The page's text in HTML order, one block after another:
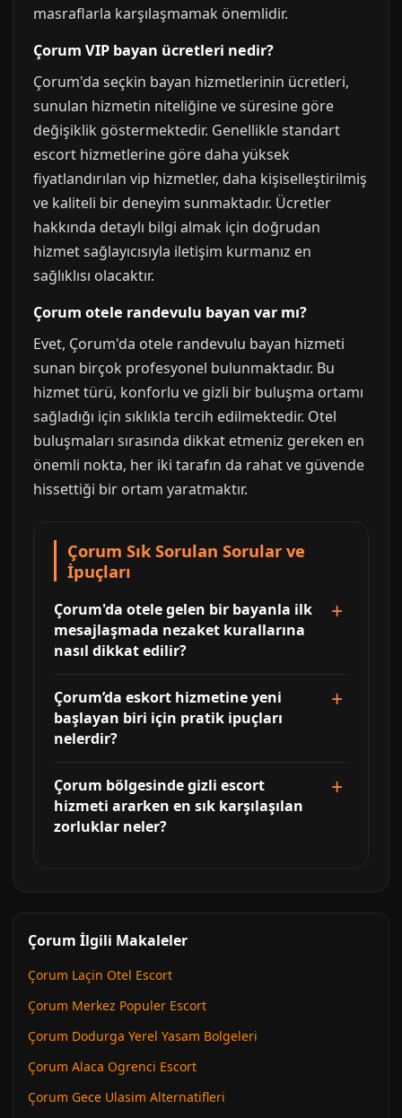
masraflarla karşılaşmamak önemlidir.
Çorum VIP bayan ücretleri nedir?
Çorum'da seçkin bayan hizmetlerinin ücretleri,
sunulan hizmetin niteliğine ve süresine göre
değişiklik göstermektedir. Genellikle standart
escort hizmetlerine göre daha yüksek
fiyatlandırılan vip hizmetler, daha kişiselleştirilmiş
ve kaliteli bir deneyim sunmaktadır. Ücretler
hakkında detaylı bilgi almak için doğrudan
hizmet sağlayıcısıyla iletişim kurmanız en
sağlıklısı olacaktır.
Çorum otele randevulu bayan var mı?
Evet, Çorum'da otele randevulu bayan hizmeti
sunan birçok profesyonel bulunmaktadır. Bu
hizmet türü, konforlu ve gizli bir buluşma ortamı
sağladığı için sıklıkla tercih edilmektedir. Otel
buluşmaları sırasında dikkat etmeniz gereken en
önemli nokta, her iki tarafın da rahat ve güvende
hissettiği bir ortam yaratmaktır.
Çorum Sık Sorulan Sorular ve
İpuçları
Çorum'da otele gelen bir bayanla ilk
mesajlaşmada nezaket kurallarına
nasıl dikkat edilir?
Çorum’da eskort hizmetine yeni
başlayan biri için pratik ipuçları
nelerdir?
Çorum bölgesinde gizli escort
hizmeti ararken en sık karşılaşılan
zorluklar neler?
Çorum İlgili Makaleler
Çorum Laçin Otel Escort
Çorum Merkez Populer Escort
Çorum Dodurga Yerel Yasam Bolgeleri
Çorum Alaca Ogrenci Escort
Çorum Gece Ulasim Alternatifleri